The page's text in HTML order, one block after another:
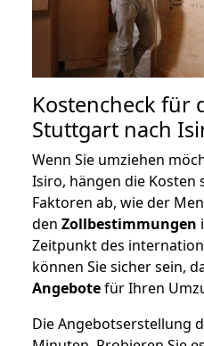
Kostencheck für
Stuttgart nach
Wenn Sie umziehen
Isiro, hängen die Kosten
Faktoren ab, wie der
den Zollbestimmungen
Zeitpunkt des
können Sie sicher sein,
Angebotefür Ihren
Die Angebotserstellung